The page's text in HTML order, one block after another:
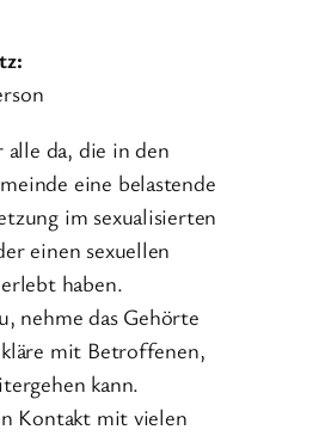
da, die in den
eine belastende
im sexualisierten
einen sexuellen
haben.
nehme das Gehörte
mit Betroffenen,
kann.
Kontakt mit vielen